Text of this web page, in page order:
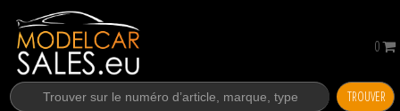
TROUVER
0